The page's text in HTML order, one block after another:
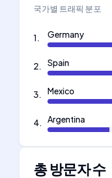
국가별 트래픽 분포
1. Germany
2. Spain
3. Mexico
4. Argentina
총 방문자 수